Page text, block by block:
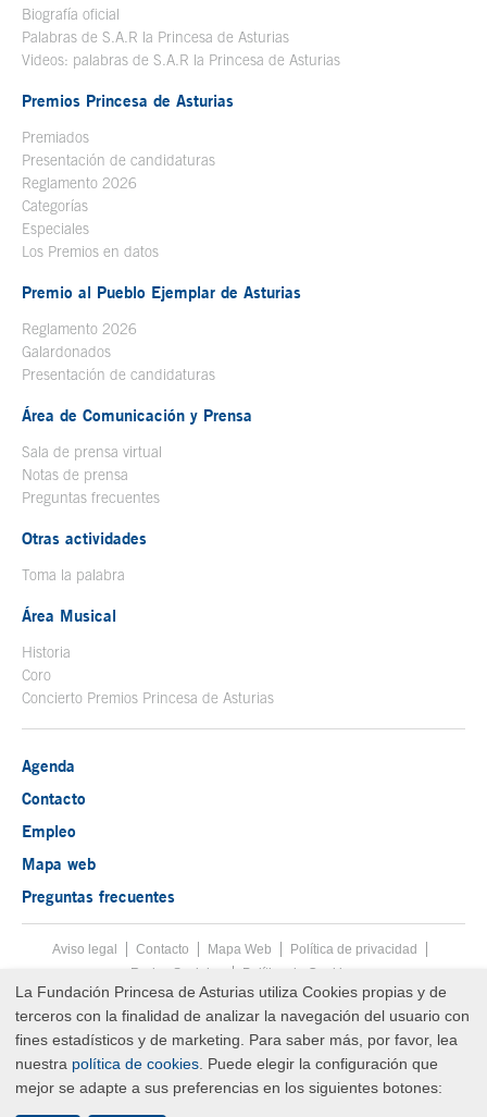
Biografía oficial
Palabras de S.A.R la Princesa de Asturias
Videos: palabras de S.A.R la Princesa de Asturias
Premios Princesa de Asturias
Premiados
Presentación de candidaturas
Reglamento 2026
Categorías
Especiales
Los Premios en datos
Premio al Pueblo Ejemplar de Asturias
Reglamento 2026
Galardonados
Presentación de candidaturas
Área de Comunicación y Prensa
Sala de prensa virtual
Notas de prensa
Preguntas frecuentes
Otras actividades
Toma la palabra
Área Musical
Historia
Coro
Concierto Premios Princesa de Asturias
Agenda
Contacto
Empleo
Mapa web
Preguntas frecuentes
Menú pie
Aviso legal Tecla de acceso 8
Contacto Mapa Web
Política de privacidad
Redes Sociales
Política de Cookies
Fin menú pie
© Copyright Fri Aug 07 18:54:13 UTC 2026 Fundación Princesa de
Asturias
La Fundación Princesa de Asturias utiliza Cookies propias y de
terceros con la finalidad de analizar la navegación del usuario con
fines estadísticos y de marketing. Para saber más, por favor, lea
nuestra política de cookies . Puede elegir la configuración que
mejor se adapte a sus preferencias en los siguientes botones: